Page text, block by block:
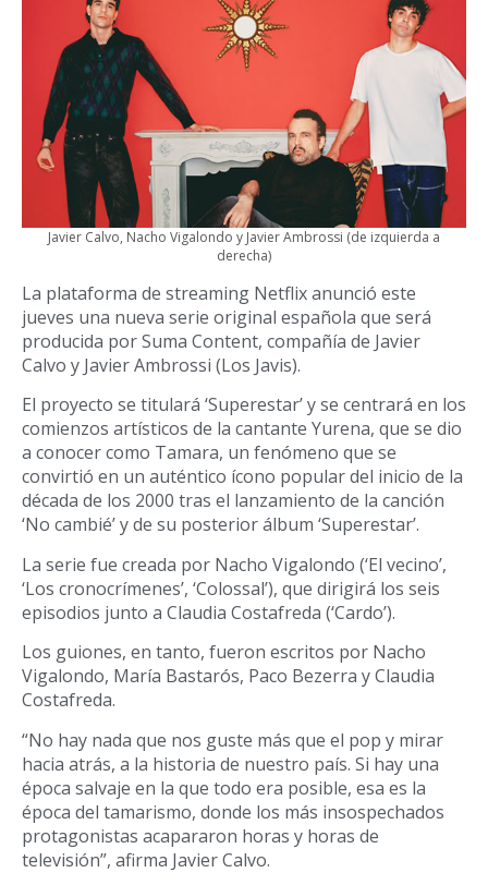
Javier Calvo, Nacho Vigalondo y Javier Ambrossi (de izquierda a
derecha)
La plataforma de streaming Netflix anunció este
jueves una nueva serie original española que será
producida por Suma Content, compañía de Javier
Calvo y Javier Ambrossi (Los Javis).
El proyecto se titulará ‘Superestar’ y se centrará en los
comienzos artísticos de la cantante Yurena, que se dio
a conocer como Tamara, un fenómeno que se
convirtió en un auténtico ícono popular del inicio de la
década de los 2000 tras el lanzamiento de la canción
‘No cambié’ y de su posterior álbum ‘Superestar’.
La serie fue creada por Nacho Vigalondo (‘El vecino’,
‘Los cronocrímenes’, ‘Colossal’), que dirigirá los seis
episodios junto a Claudia Costafreda (‘Cardo’).
Los guiones, en tanto, fueron escritos por Nacho
Vigalondo, María Bastarós, Paco Bezerra y Claudia
Costafreda.
“No hay nada que nos guste más que el pop y mirar
hacia atrás, a la historia de nuestro país. Si hay una
época salvaje en la que todo era posible, esa es la
época del tamarismo, donde los más insospechados
protagonistas acapararon horas y horas de
televisión”, afirma Javier Calvo.